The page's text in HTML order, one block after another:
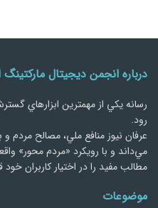
درباره انجمن دیجیتال مارکتینگ
رسانه يكي از مهمترین ابزارهاي
رود.
عرفان نیوز منافع ملي، مصالح مردم
مي‌داند و با رويكرد «مردم‌ محور»
مطالب مفید را در اختیار کاربران خود
موضوعات